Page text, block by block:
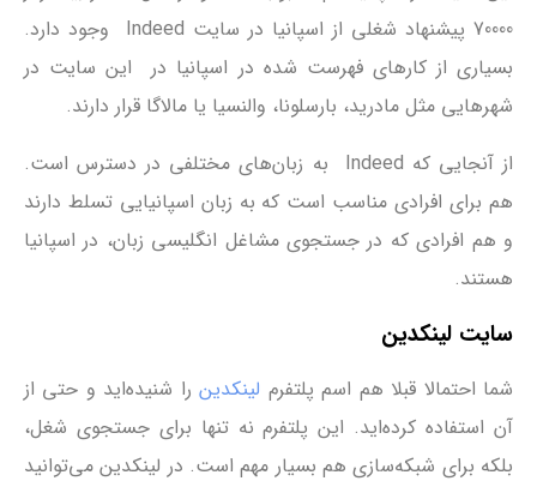
70000 پیشنهاد شغلی از اسپانیا در سایت Indeed وجود دارد.
بسیاری از کارهای فهرست شده در اسپانیا در این سایت در
شهرهایی مثل مادرید، بارسلونا، والنسیا یا مالاگا قرار دارند.
از آنجایی که Indeed به زبان‌های مختلفی در دسترس است.
هم برای افرادی مناسب است که به زبان اسپانیایی تسلط دارند
و هم افرادی که در جستجوی مشاغل انگلیسی زبان، در اسپانیا
هستند.
سایت لینکدین
شما احتمالا قبلا هم اسم پلتفرم لینکدینرا شنیده‌اید و حتی از
آن استفاده کرده‌اید. این پلتفرم نه تنها برای جستجوی شغل،
بلکه برای شبکه‌سازی هم بسیار مهم است. در لینکدین می‌توانید